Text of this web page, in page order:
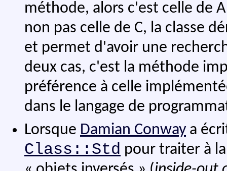
méthode, alors c'est celle de
non pas celle de C, la classe
et permet d'avoir une
deux cas, c'est la méthode
préférence à celle
dans le langage de
Lorsque Damian Conway a
Class::Std pour traiter à